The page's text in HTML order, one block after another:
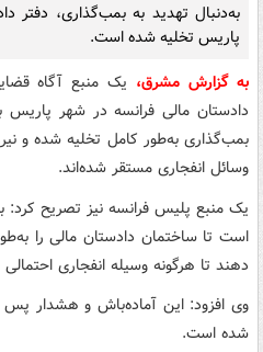
به‌دنبال تهدید به بمب‌گذاری، دفتر
پاریس تخلیه شده است.
به گزارش مشرق، یک منبع آگاه
دادستان مالی فرانسه در شهر پاریس
بمب‌گذاری به‌طور کامل تخلیه شده و
وسائل انفجاری مستقر شده‌اند.
یک منبع پلیس فرانسه نیز تصریح کرد:
است تا ساختمان دادستان مالی را
دهند تا هرگونه وسیله انفجاری
وی افزود: این آماده‌باش و هشدار
شده است.